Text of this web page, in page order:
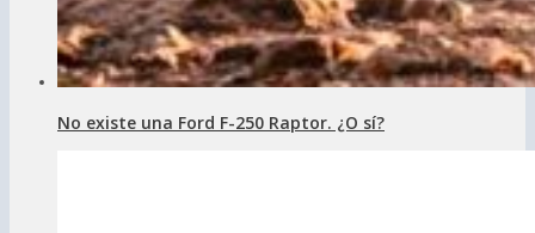
No existe una Ford F-250 Raptor. ¿O sí?